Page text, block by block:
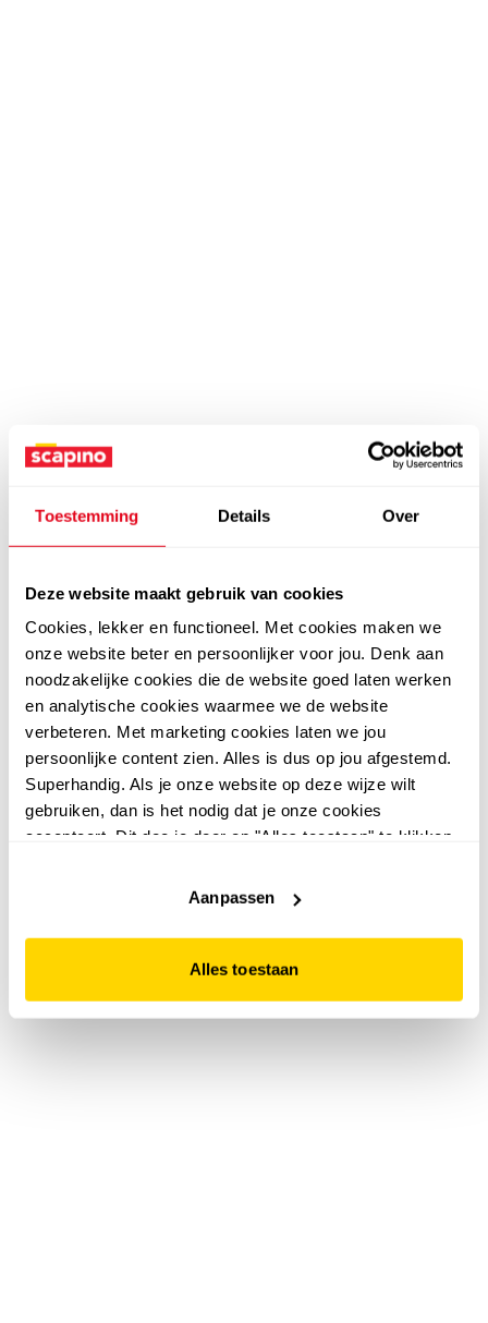
Toestemming Details Over
Deze website maakt gebruik van cookies
Cookies, lekker en functioneel. Met cookies maken we
onze website beter en persoonlijker voor jou. Denk aan
noodzakelijke cookies die de website goed laten werken
en analytische cookies waarmee we de website
verbeteren. Met marketing cookies laten we jou
persoonlijke content zien. Alles is dus op jou afgestemd.
Superhandig. Als je onze website op deze wijze wilt
gebruiken, dan is het nodig dat je onze cookies
accepteert. Dit doe je door op "Alles toestaan" te klikken.
website niet optimaal functioneert.
Aanpassen
Alles toestaan